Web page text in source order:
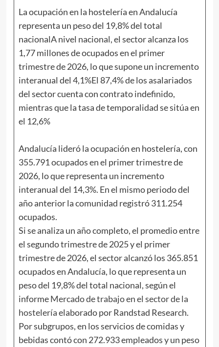
La ocupación en la hostelería en Andalucía
representa un peso del 19,8% del total
nacionalA nivel nacional, el sector alcanza los
1,77 millones de ocupados en el primer
trimestre de 2026, lo que supone un incremento
interanual del 4,1%El 87,4% de los asalariados
del sector cuenta con contrato indefinido,
mientras que la tasa de temporalidad se sitúa en
el 12,6%
Andalucía lideró la ocupación en hostelería, con
355.791 ocupados en el primer trimestre de
2026, lo que representa un incremento
interanual del 14,3%. En el mismo periodo del
año anterior la comunidad registró 311.254
ocupados.
Si se analiza un año completo, el promedio entre
el segundo trimestre de 2025 y el primer
trimestre de 2026, el sector alcanzó los 365.851
ocupados en Andalucía, lo que representa un
peso del 19,8% del total nacional, según el
informeMercado de trabajo en el sector de la
hosteleríaelaborado por Randstad Research.
Por subgrupos, en los servicios de comidas y
bebidas contó con 272.933 empleados y un peso